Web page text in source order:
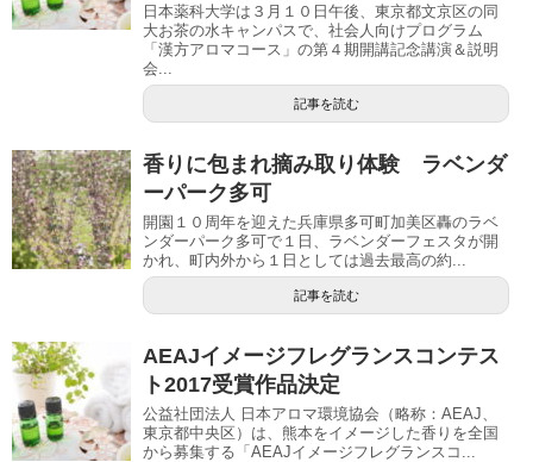
日本薬科大学は３月１０日午後、東京都文京区の同
大お茶の水キャンパスで、社会人向けプログラム
「漢方アロマコース」の第４期開講記念講演＆説明
会...
記事を読む
香りに包まれ摘み取り体験 ラベンダ
ーパーク多可
開園１０周年を迎えた兵庫県多可町加美区轟のラベ
ンダーパーク多可で１日、ラベンダーフェスタが開
かれ、町内外から１日としては過去最高の約...
記事を読む
AEAJイメージフレグランスコンテス
ト2017受賞作品決定
公益社団法人 日本アロマ環境協会（略称：AEAJ、
東京都中央区）は、熊本をイメージした香りを全国
から募集する「AEAJイメージフレグランスコ...